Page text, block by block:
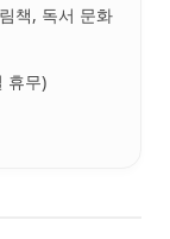
책, 독서 문화
휴무)